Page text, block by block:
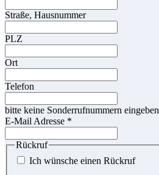
Straße, Hausnummer
PLZ
Ort
Telefon
bitte keine Sonderrufnummern eingeben
E-Mail Adresse *
Rückruf
Ich wünsche einen Rückruf